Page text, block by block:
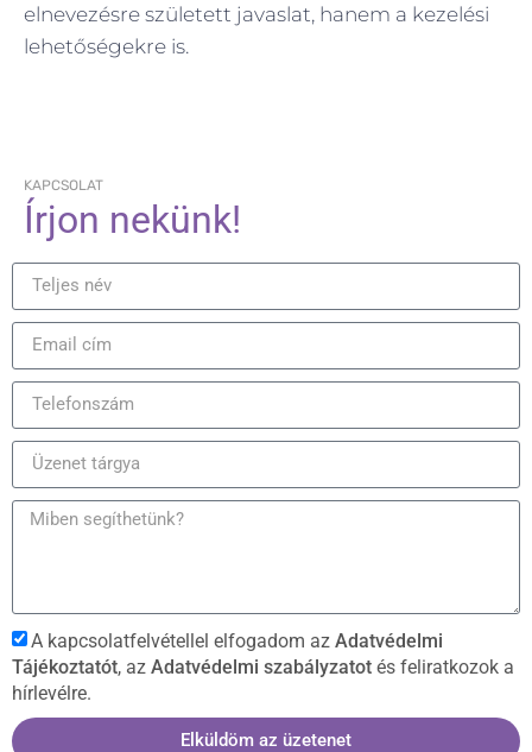
elnevezésre született javaslat, hanem a kezelési
lehetőségekre is.
KAPCSOLAT
Írjon nekünk!
A kapcsolatfelvétellel elfogadom az Adatvédelmi
Tájékoztatót, az Adatvédelmi szabályzatot és feliratkozok a
hírlevélre.
Elküldöm az üzetenet